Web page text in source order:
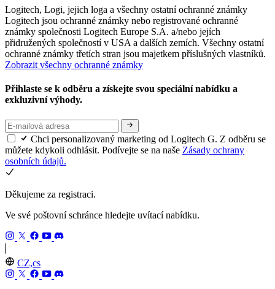
Logitech, Logi, jejich loga a všechny ostatní ochranné známky
Logitech jsou ochranné známky nebo registrované ochranné
známky společnosti Logitech Europe S.A. a/nebo jejích
přidružených společností v USA a dalších zemích. Všechny ostatní
ochranné známky třetích stran jsou majetkem příslušných vlastníků.
Zobrazit všechny ochranné známky
Přihlaste se k odběru a získejte svou speciální nabídku a
exkluzivní výhody.
Chci personalizovaný marketing od Logitech G. Z odběru se
můžete kdykoli odhlásit. Podívejte se na naše Zásady ochrany
osobních údajů.
Děkujeme za registraci.
Ve své poštovní schránce hledejte uvítací nabídku.
CZ,cs